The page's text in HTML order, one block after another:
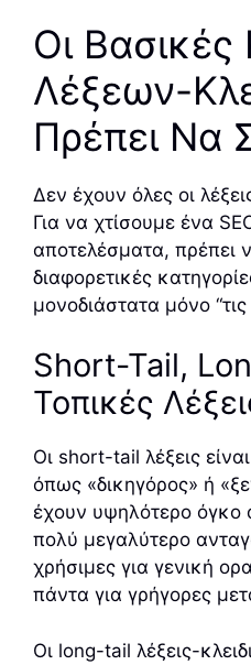
Οι Βασικές
Λέξεων-
Πρέπει Να
Δεν έχουν όλες οι
Για να χτίσουμε ένα
αποτελέσματα, πρέπει
διαφορετικές
μονοδιάστατα μόνο “τις
Short-Tail,
Τοπικές
Οι short-tail λέξεις
όπως «δικηγόρος» ή
έχουν υψηλότερο όγκο
πολύ μεγαλύτερο
χρήσιμες για γενική
πάντα για γρήγορες
Οι long-tail λέξεις-